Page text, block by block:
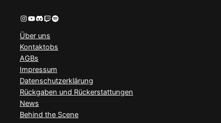
Instagram YouTube Discord Twitch Spotify
Über uns
Kontaktobs
AGBs
Impressum
Datenschutzerklärung
Rückgaben und Rückerstattungen
News
Behind the Scene